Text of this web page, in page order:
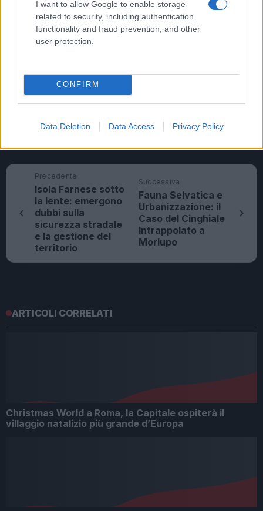
I want to allow Google to enable storage
related to security, including authentication
functionality and fraud prevention, and other
user protection.
CONFIRM
Data Deletion Data Access Privacy Policy
generale molte malformazioni vascolari possono
essere embolizzate. E questo limitandoci al solo
settore delle patologie benigne. Parliamo di una
sinergia con urologia, ginecologia e altri campi è per
tutti noi fondamentale e utile a garantire al paziente
Precedente
Isola Farnese sotto
la lente: emergono
dubbi sulla
sicurezza stradale
e la gestione del
territorio
Successiva
Fauna Selvatica e
Urbanizzazione: il
Caso del Cinghiale
Intrappolato a
Morlupo
ARTICOLI CORRELATI
Christmas World a Roma, la Capitale ospiterà il
villaggio natalizio più grande d’Europa